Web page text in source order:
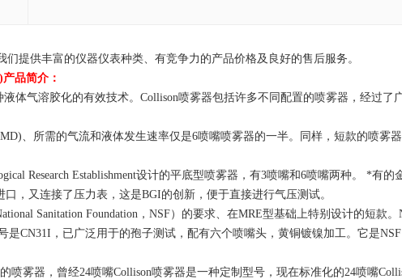
提供丰富的仪器仪表种类、有竞争力的产品价格及良好的售后服务。
品简介：
体气溶胶化的有效技术。Collison喷雾器包括许多不同配置的喷雾器，经过了
、所需的气流和液体发生速率仅是6喷嘴喷雾器的一半。同样，短款的喷雾
Research Establishment设计的平底型喷雾器，有3喷嘴和6喷嘴两种。 *有的
，又连接了压力表，这是BGI的创新，便于直接进行气压测试。
Sanitation Foundation，NSF）的要求、在MRE型基础上特别设计的短款。
CN31I，已广泛用于的孢子测试，配有六个喷嘴头，黄铜镀镍加工。它是
雾器，曾经24喷嘴Collison喷雾器是一种定制型号，现在标准化的24喷嘴